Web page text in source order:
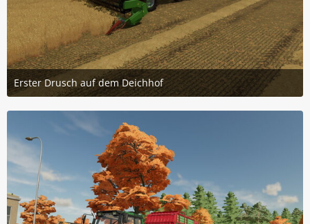
Erster Drusch auf dem Deichhof
30. September 2024 um 10:09
1